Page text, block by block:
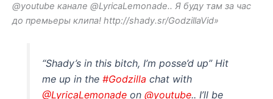
@youtube канале @LyricaLemonade.. Я буду там за час
до премьеры клипа! http://shady.sr/GodzillaVid»
“Shady’s in this bitch, I’m posse’d up” Hit
me up in the#Godzilla chat with
@LyricaLemonade on@youtube.. I’ll be